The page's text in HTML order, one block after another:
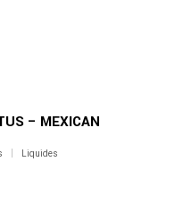
– MEXICAN
Liquides